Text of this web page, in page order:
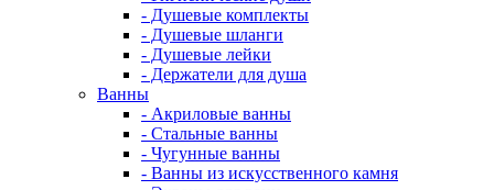
- Душевые комплекты
- Душевые шланги
- Душевые лейки
- Держатели для душа
Ванны
- Акриловые ванны
- Стальные ванны
- Чугунные ванны
- Ванны из искусственного камня